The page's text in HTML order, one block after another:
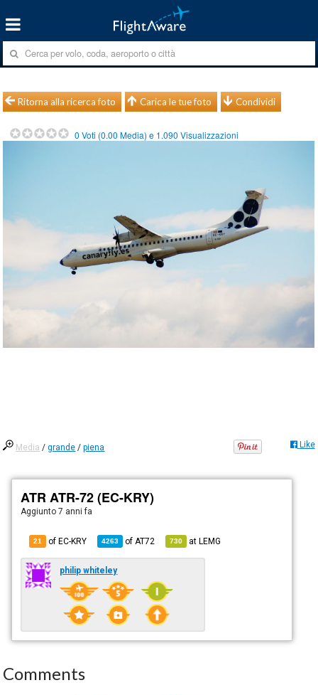
Ritorna alla ricerca foto Carica le tue foto Condividi
0 Voti (0.00 Media) e 1.090 Visualizzazioni
Media /grande /piena Like
ATR ATR-72 (EC-KRY)
Aggiunto7 anni fa
21 of EC-KRY 4263 of AT72 730 atLEMG
philip whiteley
Comments